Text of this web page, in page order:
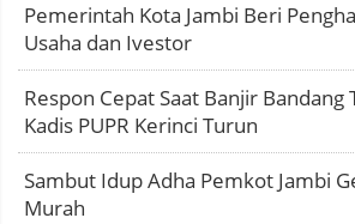
Pemerintah Kota Jambi Beri
Usaha dan Ivestor
Respon Cepat Saat Banjir Bandang
Kadis PUPR Kerinci Turun
Sambut Idup Adha Pemkot Jambi
Murah